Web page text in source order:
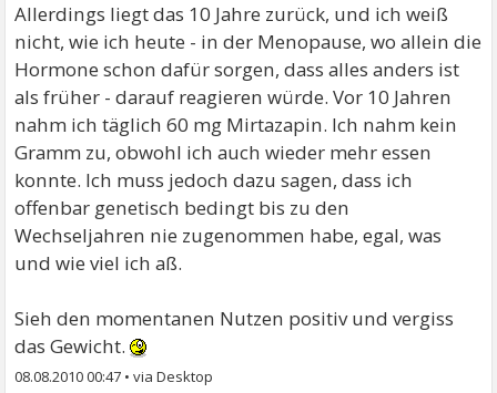
Allerdings liegt das 10 Jahre zurück, und ich weiß
nicht, wie ich heute - in der Menopause, wo allein die
Hormone schon dafür sorgen, dass alles anders ist
als früher - darauf reagieren würde. Vor 10 Jahren
nahm ich täglich 60 mg Mirtazapin. Ich nahm kein
Gramm zu, obwohl ich auch wieder mehr essen
konnte. Ich muss jedoch dazu sagen, dass ich
offenbar genetisch bedingt bis zu den
Wechseljahren nie zugenommen habe, egal, was
und wie viel ich aß.
Sieh den momentanen Nutzen positiv und vergiss
das Gewicht.
08.08.2010 00:47 •